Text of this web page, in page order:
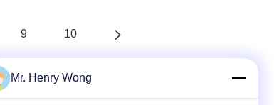
9 10
Mr. Henry Wong